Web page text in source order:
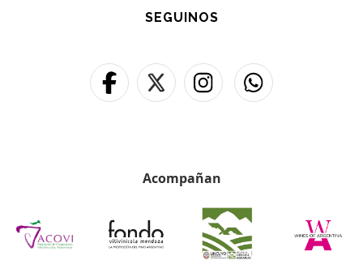
SEGUINOS
Acompañan